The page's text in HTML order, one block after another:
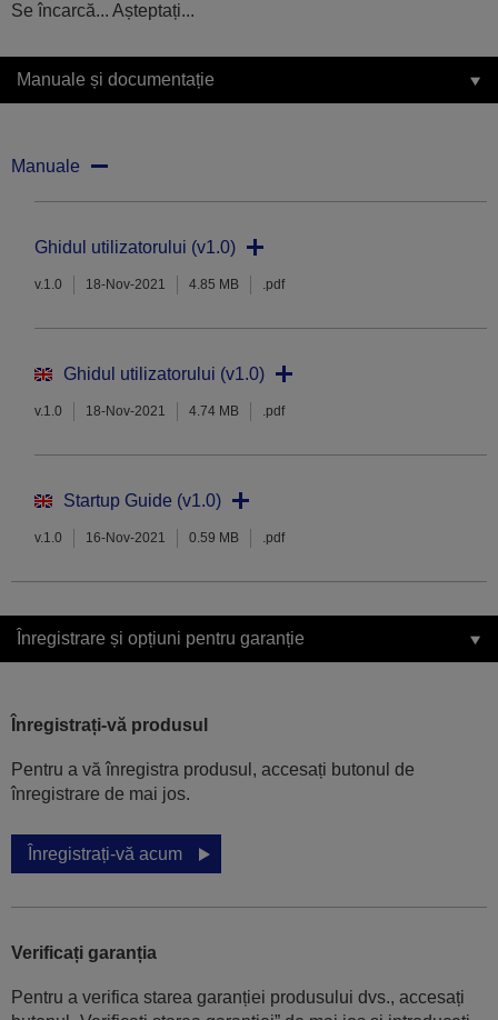
Se încarcă... Așteptați...
Manuale și documentație
Manuale
Ghidul utilizatorului (v1.0)
v.1.0 18-Nov-2021 4.85 MB .pdf
Ghidul utilizatorului (v1.0)
v.1.0 18-Nov-2021 4.74 MB .pdf
Startup Guide (v1.0)
v.1.0 16-Nov-2021 0.59 MB .pdf
Înregistrare și opțiuni pentru garanție
Înregistrați-vă produsul
Pentru a vă înregistra produsul, accesați butonul de
înregistrare de mai jos.
Înregistrați-vă acum
Verificați garanția
Pentru a verifica starea garanției produsului dvs., accesați